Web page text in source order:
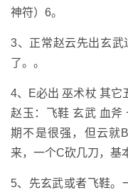
神符）6。
3、正常赵云先出玄
了。。
4、E必出 巫术杖 其它
赵玉：飞鞋 玄武 血斧
期不是很强，但云就
来，一个C砍几刀，基
5、先玄武或者飞鞋。